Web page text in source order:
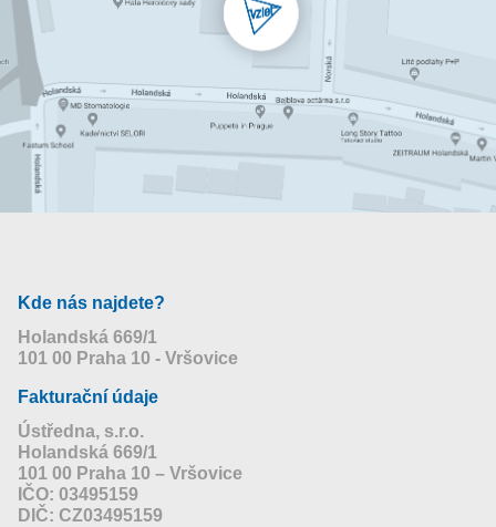
Kde nás najdete?
Holandská 669/1
101 00 Praha 10 - Vršovice
Fakturační údaje
Ústředna, s.r.o.
Holandská 669/1
101 00 Praha 10 – Vršovice
IČO: 03495159
DIČ: CZ03495159